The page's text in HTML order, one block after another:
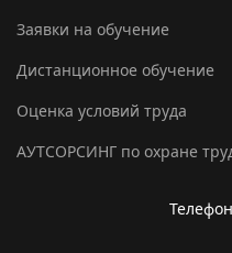
Заявки на обучение
Дистанционное обучение
Оценка условий труда
АУТСОРСИНГ по охране